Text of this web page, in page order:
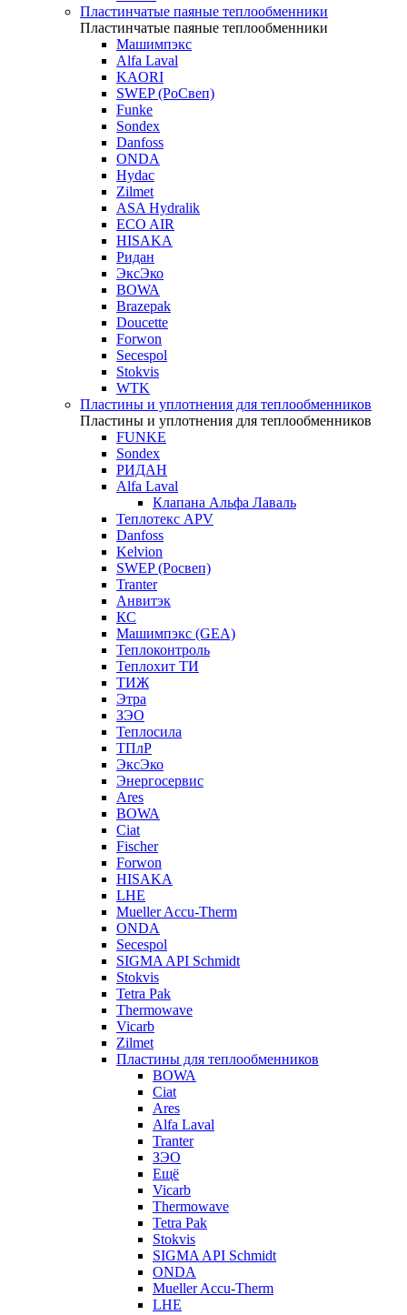
Пластинчатые паяные теплообменники
Пластинчатые паяные теплообменники
Машимпэкс
Alfa Laval
KAORI
SWEP (РоСвеп)
Funke
Sondex
Danfoss
ONDA
Hydac
Zilmet
ASA Hydralik
ECO AIR
HISAKA
Ридан
ЭксЭко
BOWA
Brazepak
Doucette
Forwon
Secespol
Stokvis
WTK
Пластины и уплотнения для теплообменников
Пластины и уплотнения для теплообменников
FUNKE
Sondex
РИДАН
Alfa Laval
Клапана Альфа Лаваль
Теплотекс APV
Danfoss
Kelvion
SWEP (Росвеп)
Tranter
Анвитэк
КС
Машимпэкс (GEA)
Теплоконтроль
Теплохит ТИ
ТИЖ
Этра
ЗЭО
Теплосила
ТПлР
ЭксЭко
Энергосервис
Ares
BOWA
Ciat
Fischer
Forwon
HISAKA
LHE
Mueller Accu-Therm
ONDA
Secespol
SIGMA API Schmidt
Stokvis
Tetra Pak
Thermowave
Vicarb
Zilmet
Пластины для теплообменников
BOWA
Ciat
Ares
Alfa Laval
Tranter
ЗЭО
Ещё
Vicarb
Thermowave
Tetra Pak
Stokvis
SIGMA API Schmidt
ONDA
Mueller Accu-Therm
LHE